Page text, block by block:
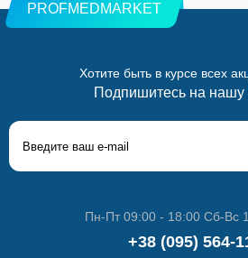
PROFMEDMARKET
Хотите быть в курсе всех
Подпишитесь на нашу
Пн-Пт 09:00 - 18:00 Сб-Вс
+38 (095) 564-